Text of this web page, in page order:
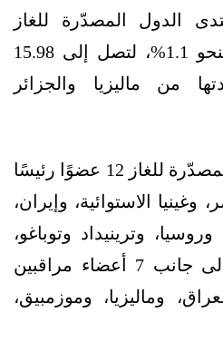
الدول المصدّرة للغاز
(الأعضاء والمراقبين) بنحو 1.1%، لتصل إلى 15.98
من ماليزيا والجزائر
ويشمل منتدى الدول المصدّرة للغاز 12 عضوًا رئيسًا
وغينيا الاستوائية، وإيران،
وروسيا، وترينيداد وتوباغو،
والإمارات، وفنزويلا)، إلى جانب 7 أعضاء مراقبين
وماليزيا، وموزمبيق،